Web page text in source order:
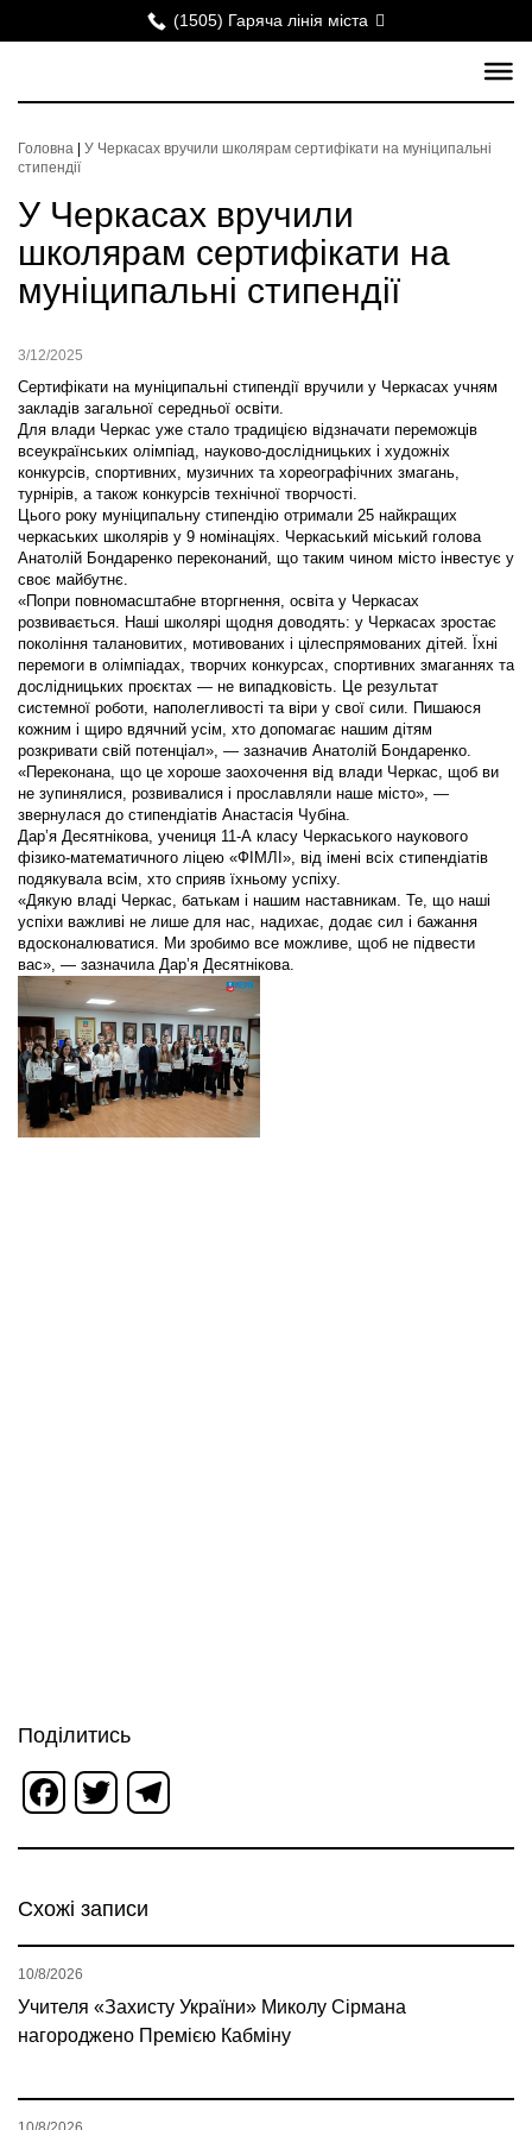
(1505) Гаряча лінія міста
Головна
У Черкасах вручили школярам сертифікати на муніципальні
стипендії
У Черкасах вручили
школярам сертифікати на
муніципальні стипендії
3/12/2025
Сертифікати на муніципальні стипендії вручили у Черкасах учням
закладів загальної середньої освіти.
Для влади Черкас уже стало традицією відзначати переможців
всеукраїнських олімпіад, науково-дослідницьких і художніх
конкурсів, спортивних, музичних та хореографічних змагань,
турнірів, а також конкурсів технічної творчості.
Цього року муніципальну стипендію отримали 25 найкращих
черкаських школярів у 9 номінаціях. Черкаський міський голова
Анатолій Бондаренко переконаний, що таким чином місто інвестує у
своє майбутнє.
«Попри повномасштабне вторгнення, освіта у Черкасах
розвивається. Наші школярі щодня доводять: у Черкасах зростає
покоління талановитих, мотивованих і цілеспрямованих дітей. Їхні
перемоги в олімпіадах, творчих конкурсах, спортивних змаганнях та
дослідницьких проєктах — не випадковість. Це результат
системної роботи, наполегливості та віри у свої сили. Пишаюся
кожним і щиро вдячний усім, хто допомагає нашим дітям
розкривати свій потенціал», — зазначив Анатолій Бондаренко.
«Переконана, що це хороше заохочення від влади Черкас, щоб ви
не зупинялися, розвивалися і прославляли наше місто», —
звернулася до стипендіатів Анастасія Чубіна.
Дар’я Десятнікова, учениця 11-А класу Черкаського наукового
фізико-математичного ліцею «ФІМЛІ», від імені всіх стипендіатів
подякувала всім, хто сприяв їхньому успіху.
«Дякую владі Черкас, батькам і нашим наставникам. Те, що наші
успіхи важливі не лише для нас, надихає, додає сил і бажання
вдосконалюватися. Ми зробимо все можливе, щоб не підвести
вас», — зазначила Дар’я Десятнікова.
Поділитись
Facebook
Twitter
Схожі записи
Учителя «Захисту України» Миколу Сірмана
нагороджено Премією Кабміну
10/8/2026